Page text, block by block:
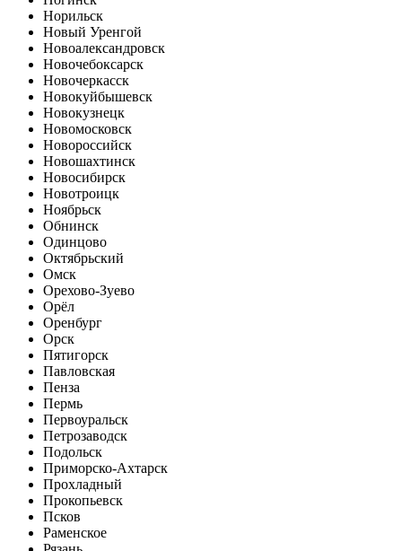
Норильск
Новый Уренгой
Новоалександровск
Новочебоксарск
Новочеркасск
Новокуйбышевск
Новокузнецк
Новомосковск
Новороссийск
Новошахтинск
Новосибирск
Новотроицк
Ноябрьск
Обнинск
Одинцово
Октябрьский
Омск
Орехово-Зуево
Орёл
Оренбург
Орск
Пятигорск
Павловская
Пенза
Пермь
Первоуральск
Петрозаводск
Подольск
Приморско-Ахтарск
Прохладный
Прокопьевск
Псков
Раменское